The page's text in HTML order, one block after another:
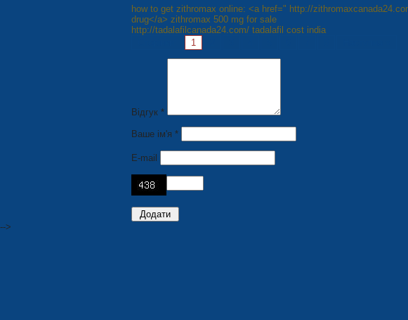
how to get zithromax online: <a href=" http://
drug</a> zithromax 500 mg for sale
http://tadalafilcanada24.com/ tadalafil cost india
1
Відгук *
Ваше ім'я *
E-mail
-->